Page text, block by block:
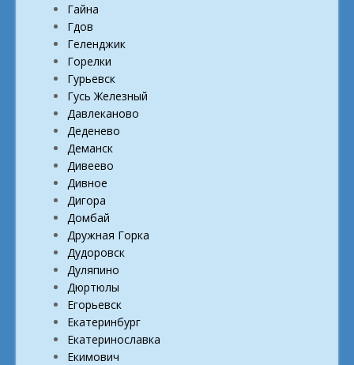
Гайна
Гдов
Геленджик
Горелки
Гурьевск
Гусь Железный
Давлеканово
Деденево
Деманск
Дивеево
Дивное
Дигора
Домбай
Дружная Горка
Дудоровск
Дуляпино
Дюртюлы
Егорьевск
Екатеринбург
Екатеринославка
Екимович